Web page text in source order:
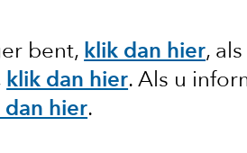
bent, klik dan hier,
klik dan hier. Als u
dan hier.
het